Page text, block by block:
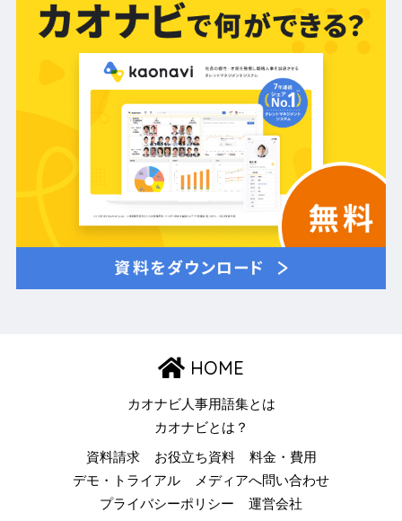
HOME
カオナビ人事用語集とは
カオナビとは？
資料請求 お役立ち資料
料金・費用
デモ・トライアル
メディアへ問い合わせ
プライバシーポリシー
運営会社